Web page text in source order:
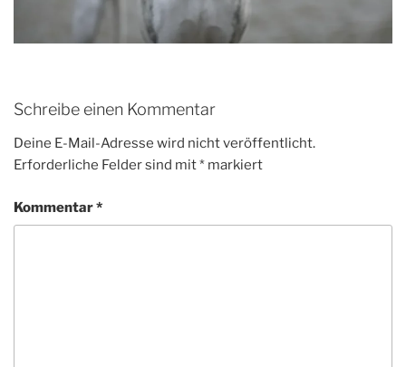
Schreibe einen Kommentar
Deine E-Mail-Adresse wird nicht veröffentlicht.
Erforderliche Felder sind mit* markiert
Kommentar*